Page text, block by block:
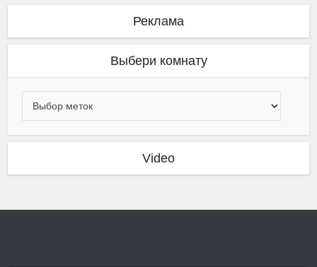
Реклама
Выбери комнату
Video